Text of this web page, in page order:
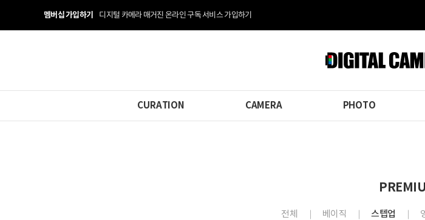
멤버십 가입하기 디지털 카메라 매거진 온라인 구독 서비스 가입하기
CURATION CAMERA PHOTO
전체 베이직 스텝업